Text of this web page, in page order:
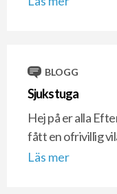
BLOGG
Sjukstuga
Hej på er alla
fått en ofrivillig
Läs mer